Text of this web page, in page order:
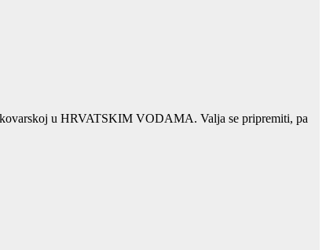
u HRVATSKIM VODAMA. Valja se pripremiti, pa